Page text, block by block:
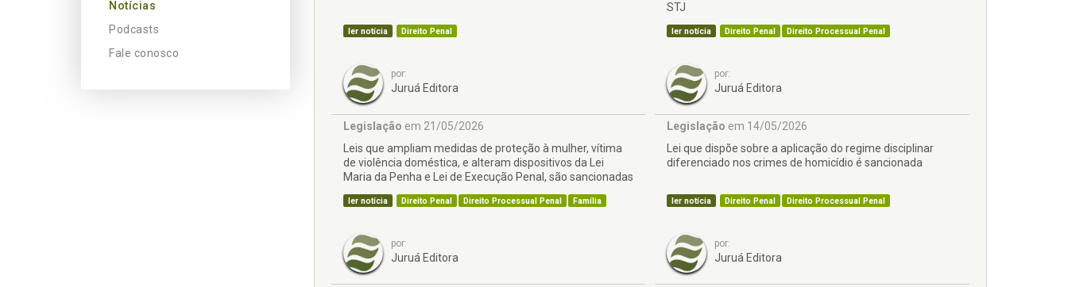
Notícias
Podcasts
Fale conosco
ler notícia Direito Penal
STJ
ler notícia Direito Penal Direito Processual Penal
por:
Juruá Editora
Legislação em 21/05/2026
Leis que ampliam medidas de proteção à mulher, vítima
de violência doméstica, e alteram dispositivos da Lei
Maria da Penha e Lei de Execução Penal, são sancionadas
ler notícia Direito Penal Direito Processual Penal Família
por:
Juruá Editora
Legislação em 14/05/2026
Lei que dispõe sobre a aplicação do regime disciplinar
diferenciado nos crimes de homicídio é sancionada
ler notícia Direito Penal Direito Processual Penal
por:
Juruá Editora
por:
Juruá Editora